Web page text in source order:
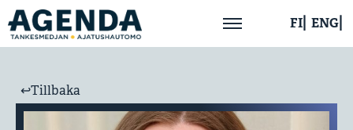
FI ENG
↩︎Tillbaka